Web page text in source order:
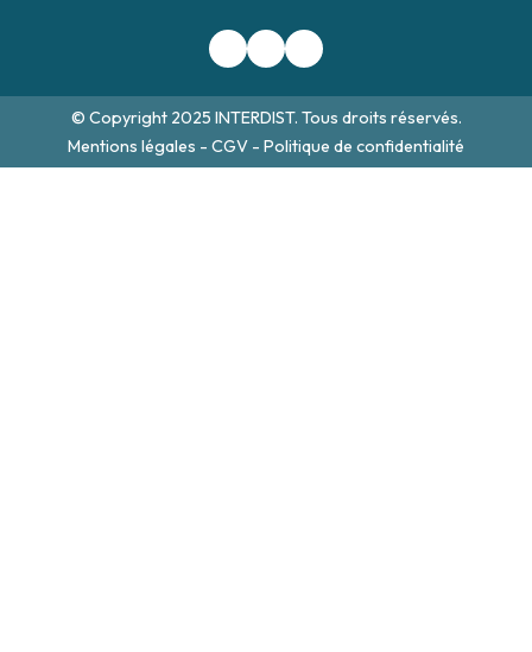
© Copyright 2025 INTERDIST. Tous droits réservés.
Mentions légales - CGV - Politique de confidentialité